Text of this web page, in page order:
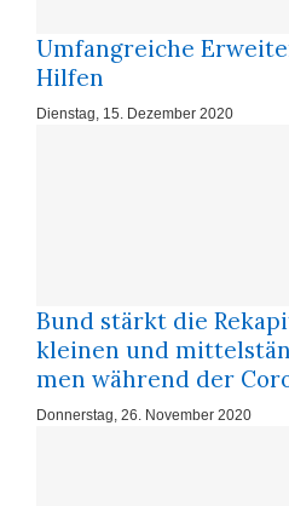
Um­fang­rei­che
Hil­fen
Dienstag, 15. Dezember 2020
Bund stärkt die
klei­nen und
men wäh­rend der
Donnerstag, 26. November 2020